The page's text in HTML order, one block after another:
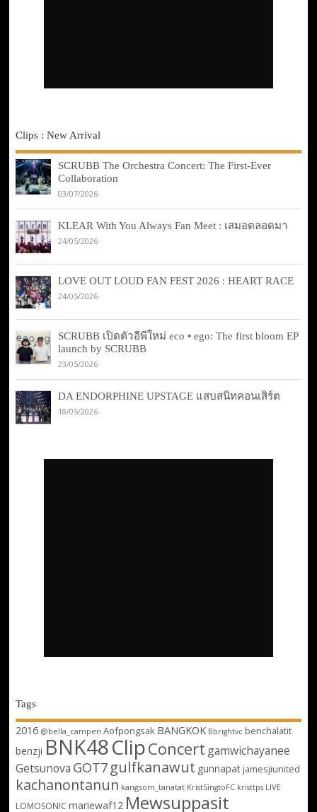
Clips : New Arrival
SCRUBB The Orchestra Concert: The First-Ever
Collaboration
03/07/2026
KLEAR With You Always Fan Meet : เสมอตลอดมา
24/05/2026
LOVE OUT LOUD FAN FEST 2026 : HEART RACE
24/05/2026
SCRUBB เปิดตัวอีพีใหม่ eco • ego: The first bloom EP
launch by SCRUBB
23/05/2026
DA ENDORPHINE UPSTAGE แสบสนิทคอนเสิร์ต
18/05/2026
Tags
2016 @bella_campen Aofpongsak BANGKOK Bbrightvc benchalatit
benzji BNK48ClipConcert gamwichayanee
Getsunova GOT7 gulfkanawut gunnapat jamesjiunited
kachanontanun kangsom_tanatat KristSingtoFC kristtps LIVE
LOMOSONIC mariewaf12 Mewsuppasit